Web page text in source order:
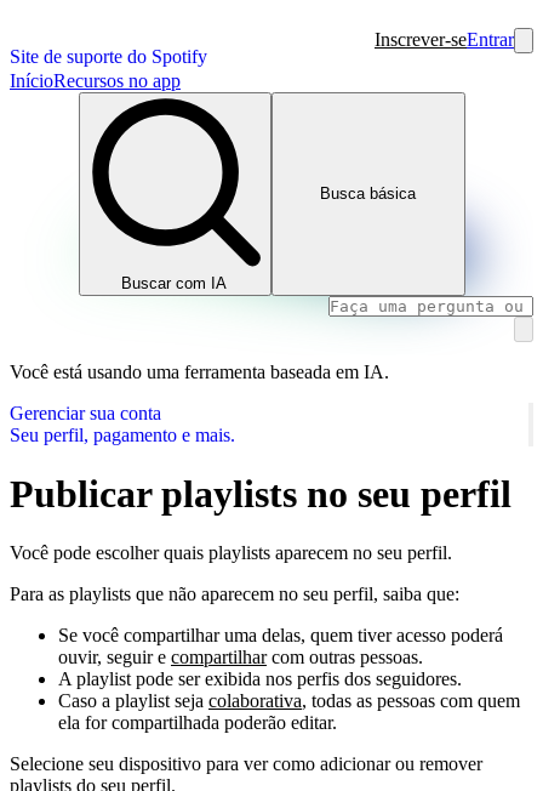
Site de suporte do Spotify
Inscrever-seEntrar
InícioRecursos no app
Buscar com IA
Busca básica
Você está usando uma ferramenta baseada em IA.
Gerenciar sua conta
Seu perfil, pagamento e mais.
Publicar playlists no seu perfil
Você pode escolher quais playlists aparecem no seu perfil.
Para as playlists que não aparecem no seu perfil, saiba que:
Se você compartilhar uma delas, quem tiver acesso poderá
ouvir, seguir e compartilharcom outras pessoas.
A playlist pode ser exibida nos perfis dos seguidores.
Caso a playlist seja colaborativa, todas as pessoas com quem
ela for compartilhada poderão editar.
Selecione seu dispositivo para ver como adicionar ou remover
playlists do seu perfil.